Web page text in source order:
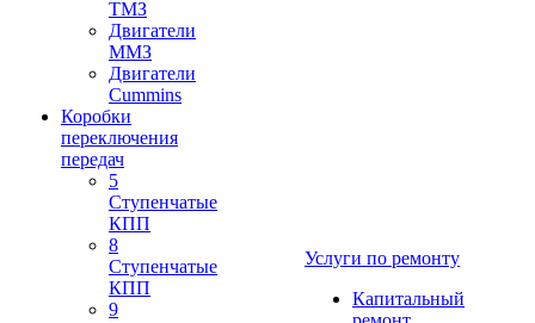
ТМЗ
Двигатели
ММЗ
Двигатели
Cummins
Коробки
переключения
передач
5
Ступенчатые
КПП
8
Ступенчатые
КПП
9
Услуги по ремонту
Капитальный